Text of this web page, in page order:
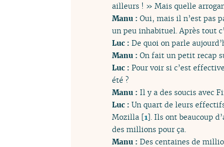
ailleurs ! » Mais quelle
Manu : Oui, mais il n’est pas
un peu inhabituel. Après tout
Luc : De quoi on parle
Manu : On fait un petit recap
Luc : Pour voir si c’est
été ?
Manu : Il y a des soucis avec
Luc : Un quart de leurs
Mozilla [1] . Ils ont beaucoup
des millions pour ça.
Manu : Des centaines de